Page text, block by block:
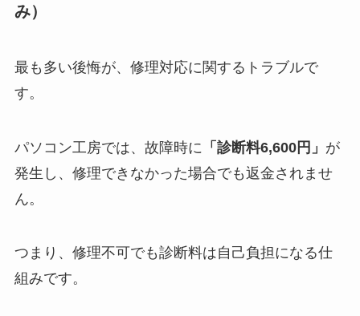
み）
最も多い後悔が、修理対応に関するトラブルで
す。
パソコン工房では、故障時に 「診断料6,600円」 が
発生し、修理できなかった場合でも返金されませ
ん。
つまり、修理不可でも診断料は自己負担になる仕
組みです。